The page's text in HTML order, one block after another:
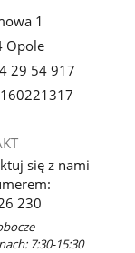
1
Opole
29 54 917
się z nami
230
7:30-15:30